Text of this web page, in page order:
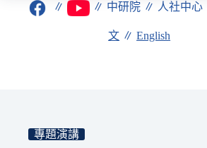
∥ ∥ 中研院 ∥ 人社中心
文 ∥English
專題演講